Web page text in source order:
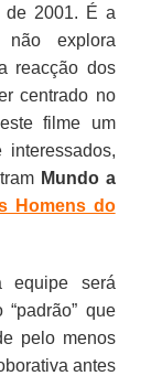
de 2001. É a
explora
reacção dos
centrado no
filme um
Mundo a
Homens do
equipe será
que
pelo menos
antes